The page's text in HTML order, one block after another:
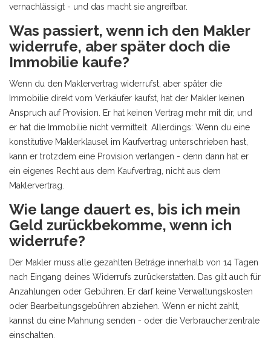
vernachlässigt - und das macht sie angreifbar.
Was passiert, wenn ich den Makler
widerrufe, aber später doch die
Immobilie kaufe?
Wenn du den Maklervertrag widerrufst, aber später die
Immobilie direkt vom Verkäufer kaufst, hat der Makler keinen
Anspruch auf Provision. Er hat keinen Vertrag mehr mit dir, und
er hat die Immobilie nicht vermittelt. Allerdings: Wenn du eine
konstitutive Maklerklausel im Kaufvertrag unterschrieben hast,
kann er trotzdem eine Provision verlangen - denn dann hat er
ein eigenes Recht aus dem Kaufvertrag, nicht aus dem
Maklervertrag.
Wie lange dauert es, bis ich mein
Geld zurückbekomme, wenn ich
widerrufe?
Der Makler muss alle gezahlten Beträge innerhalb von 14 Tagen
nach Eingang deines Widerrufs zurückerstatten. Das gilt auch für
Anzahlungen oder Gebühren. Er darf keine Verwaltungskosten
oder Bearbeitungsgebühren abziehen. Wenn er nicht zahlt,
kannst du eine Mahnung senden - oder die Verbraucherzentrale
einschalten.